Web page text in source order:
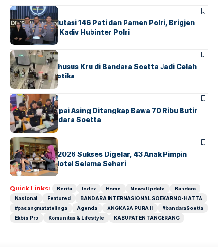
BERITA
Mabes Polri Mutasi 146 Pati dan Pamen Polri, Brigjen
Untung Jabat Kadiv Hubinter Polri
BANDARABERITA
Ketika Jalur Khusus Kru di Bandara Soetta Jadi Celah
Sindikat Narkotika
BANDARA BERITA
Kopilot Maskapai Asing Ditangkap Bawa 70 Ribu Butir
Ekstasi di Bandara Soetta
BERITAINDEX
GM For A Day 2026 Sukses Digelar, 43 Anak Pimpin
Operasional Hotel Selama Sehari
Quick Links: Berita Index Home News Update
Bandara
Nasional
Featured
BANDARA INTERNASIONAL SOEKARNO-HATTA
#pasangmatatelinga
Agenda ANGKASA PURA II
#bandaraSoetta
Ekbis Pro
Komunitas & Lifestyle KABUPATEN TANGERANG